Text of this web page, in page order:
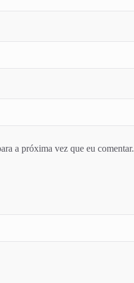
a próxima vez que eu comentar.